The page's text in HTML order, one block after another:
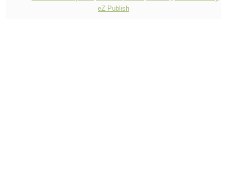
eZ Publish